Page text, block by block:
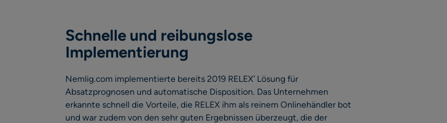
Schnelle und reibungslose
Implementierung
Nemlig.com implementierte bereits 2019 RELEX’ Lösung für
Absatzprognosen und automatische Disposition. Das Unternehmen
erkannte schnell die Vorteile, die RELEX ihm als reinem Onlinehändler bot
und war zudem von den sehr guten Ergebnissen überzeugt, die der